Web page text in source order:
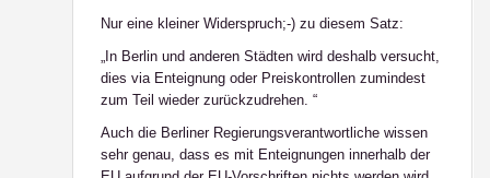
Nur eine kleiner Widerspruch;-) zu diesem Satz:
„In Berlin und anderen Städten wird deshalb versucht,
dies via Enteignung oder Preiskontrollen zumindest
zum Teil wieder zurückzudrehen. “
Auch die Berliner Regierungsverantwortliche wissen
sehr genau, dass es mit Enteignungen innerhalb der